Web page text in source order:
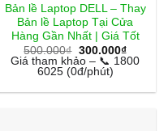
Bản lề Laptop DELL – Thay
Bản lề Laptop Tại Cửa
Hàng Gần Nhất | Giá Tốt
500.000₫ Giá
gốc
là:
500.000₫.
300.000₫Giá
hiện
Giá tham khảo – 📞 1800
6025 (0đ/phút)